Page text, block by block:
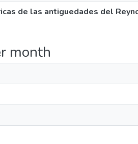
de las antiguedades del
month